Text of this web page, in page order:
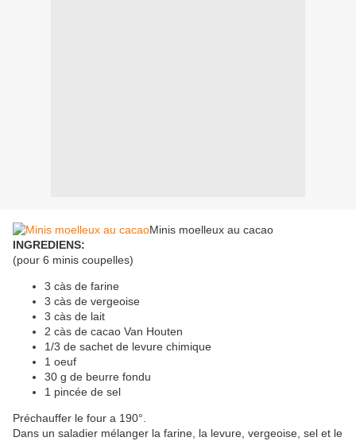
Minis moelleux au cacao
INGREDIENS:
(pour 6 minis coupelles)
3 càs de farine
3 càs de vergeoise
3 càs de lait
2 càs de cacao Van Houten
1/3 de sachet de levure chimique
1 oeuf
30 g de beurre fondu
1 pincée de sel
Préchauffer le four a 190°.
Dans un saladier mélanger la farine, la levure, vergeoise, sel et le